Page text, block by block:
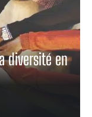
diversité en